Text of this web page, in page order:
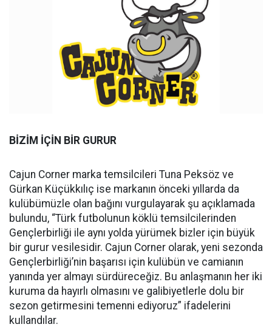
BİZİM İÇİN BİR GURUR
Cajun Corner marka temsilcileri Tuna Peksöz ve
Gürkan Küçükkılıç ise markanın önceki yıllarda da
kulübümüzle olan bağını vurgulayarak şu açıklamada
bulundu, “Türk futbolunun köklü temsilcilerinden
Gençlerbirliği ile aynı yolda yürümek bizler için büyük
bir gurur vesilesidir. Cajun Corner olarak, yeni sezonda
Gençlerbirliği’nin başarısı için kulübün ve camianın
yanında yer almayı sürdüreceğiz. Bu anlaşmanın her iki
kuruma da hayırlı olmasını ve galibiyetlerle dolu bir
sezon getirmesini temenni ediyoruz” ifadelerini
kullandılar.